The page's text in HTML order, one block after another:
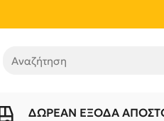
Αναζήτηση
ΔΩΡΕΆΝ ΈΞΟΔΑ